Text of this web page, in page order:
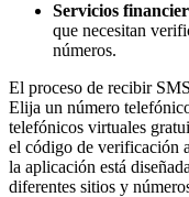
Servicios
que necesitan
números.
El proceso de recibir
Elija un número
telefónicos virtuales
el código de verificación
la aplicación está
diferentes sitios y